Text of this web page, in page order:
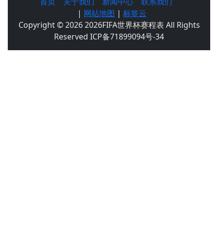
| 网站地图 | 标签云
Copyright © 2026 2026FIFA世界杯赛程表 All Rights
Reserved ICP备71899094号-34